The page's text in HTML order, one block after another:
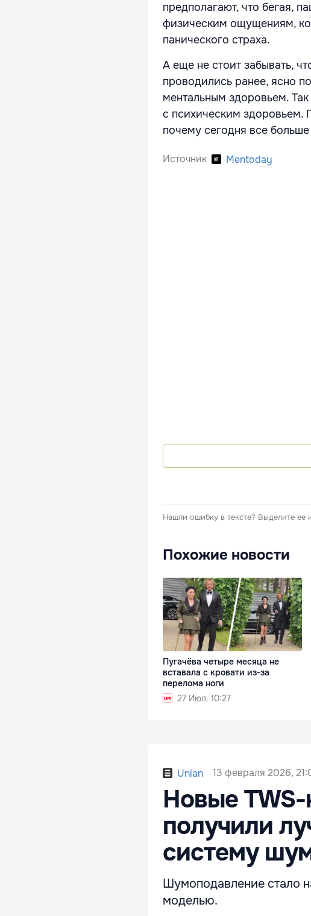
предполагают, что бегая,
физическим ощущениям,
панического страха.
А еще не стоит забывать,
проводились ранее, ясно
ментальным здоровьем.
с психическим здоровьем.
почему сегодня все
Источник Mentoday
Нашли ошибку в тексте? Выделите ее
Похожие новости
Пугачёва четыре месяца не
вставала с кровати из-за
перелома ноги
27 Июл. 10:27
Unian 13 февраля 2026,
Новые
получили
систему
Шумоподавление стало
моделью.